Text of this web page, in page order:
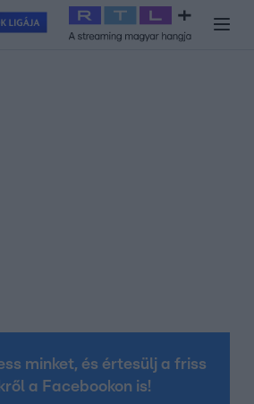
2026 Celeb vagyok, ments ki innen
minket, és értesülj a friss
a Facebookon is!